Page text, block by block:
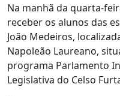
Na manhã da quarta-
receber os alunos das
João Medeiros,
Napoleão Laureano,
programa Parlamento
Legislativa do Celso